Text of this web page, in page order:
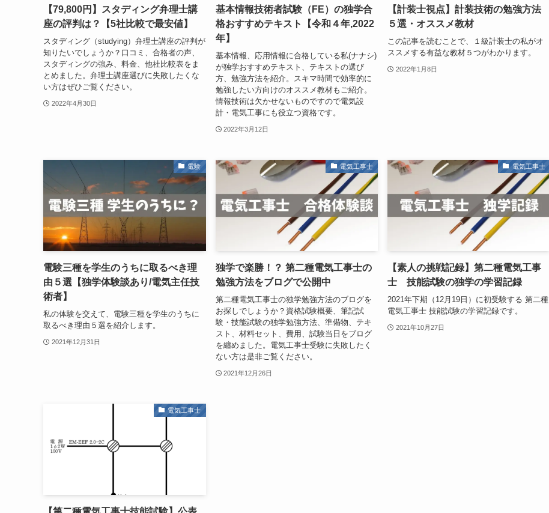
【79,800円】スタディング弁理士講
座の評判は？【5社比較で最安値】
スタディング（studying）弁理士講座の評判が
知りたいでしょうか？口コミ、合格者の声、
スタディングの強み、料金、他社比較表をま
とめました。弁理士講座選びに失敗したくな
い方はぜひご覧ください。
2022年4月30日
基本情報技術者試験（FE）の独学合
格おすすめテキスト【令和４年,2022
年】
基本情報、応用情報に合格している私(ナナシ)
が独学おすすめテキスト、テキストの選び
方、勉強方法を紹介。スキマ時間で効率的に
勉強したい方向けのオススメ教材もご紹介。
情報技術は欠かせないものですので電気設
計・電気工事にも役立つ資格です。
2022年3月12日
【計装士視点】計装技術の勉強方法
５選・オススメ教材
この記事を読むことで、１級計装士の私がオ
ススメする有益な教材５つがわかります。
2022年1月8日
電験
電験三種を学生のうちに取るべき理
由５選【独学体験談あり/電気主任技
術者】
私の体験を交えて、電験三種を学生のうちに
取るべき理由５選を紹介します。
2021年12月31日
電気工事士
独学で楽勝！？ 第二種電気工事士の
勉強方法をブログで公開中
第二種電気工事士の独学勉強方法のブログを
お探しでしょうか？資格試験概要、筆記試
験・技能試験の独学勉強方法、準備物、テキ
スト、材料セット、費用、試験当日をブログ
を纏めました。電気工事士受験に失敗したく
ない方は是非ご覧ください。
2021年12月26日
電気工事士
【素人の挑戦記録】第二種電気工事
士 技能試験の独学の学習記録
2021年下期（12月19日）に初受験する 第二種
電気工事士 技能試験の学習記録です。
2021年10月27日
電気工事士